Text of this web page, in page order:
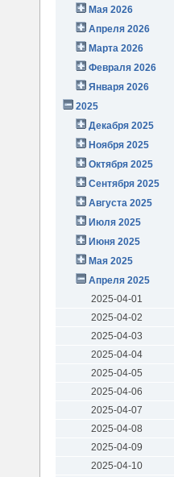
Мая 2026
Апреля 2026
Марта 2026
Февраля 2026
Января 2026
2025
Декабря 2025
Ноября 2025
Октября 2025
Сентября 2025
Августа 2025
Июля 2025
Июня 2025
Мая 2025
Апреля 2025
2025-04-01
2025-04-02
2025-04-03
2025-04-04
2025-04-05
2025-04-06
2025-04-07
2025-04-08
2025-04-09
2025-04-10